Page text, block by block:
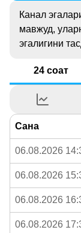
Канал
мавжуд,
эгалигини
24 соат
Сана
06.08.2026
06.08.2026
06.08.2026
06.08.2026